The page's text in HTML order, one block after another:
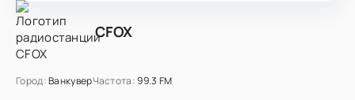
CFOX
Город:ВанкуверЧастота:99.3 FM